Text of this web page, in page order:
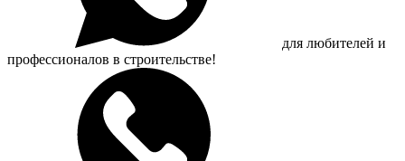
для любителей и
профессионалов в строительстве!